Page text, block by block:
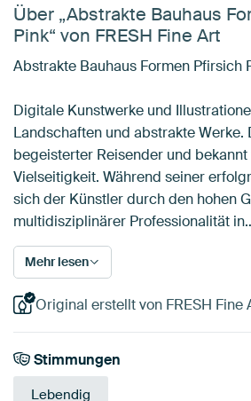
Über „Abstrakte Bauhaus
Pink“ von FRESH Fine Art
Abstrakte Bauhaus Formen Pfirsich
Digitale Kunstwerke und
Landschaften und abstrakte Werke.
begeisterter Reisender und
Vielseitigkeit. Während seiner
sich der Künstler durch den hohen
multidisziplinärer Professionalität
Mehr lesen
Original erstellt von FRESH Fine
Stimmungen
Lebendig